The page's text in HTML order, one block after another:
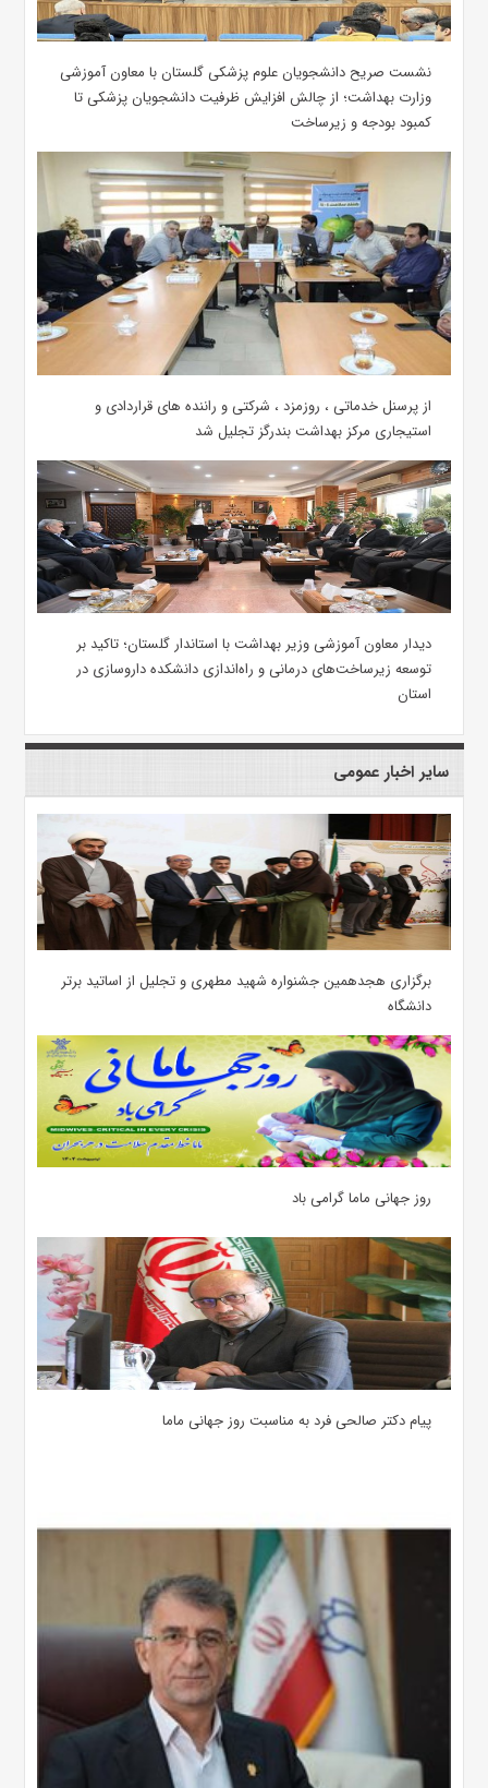
نشست صریح دانشجویان علوم پزشکی گلستان با معاون آموزشی
وزارت بهداشت؛ از چالش افزایش ظرفیت دانشجویان ‌پزشکی تا
کمبود بودجه و زیرساخت
از پرسنل خدماتی ، روزمزد ، شرکتی و راننده های قراردادی و
استیجاری مرکز بهداشت بندرگز تجلیل شد
دیدار معاون آموزشی وزیر بهداشت با استاندار گلستان؛ تاکید بر
توسعه زیرساخت‌های درمانی و راه‌اندازی دانشکده داروسازی در
استان
سایر اخبار عمومی
برگزاری هجدهمین جشنواره شهید مطهری و تجلیل از اساتید برتر
دانشگاه
روز جهانی ماما گرامی باد
پیام دکتر صالحی فرد به مناسبت روز جهانی ماما